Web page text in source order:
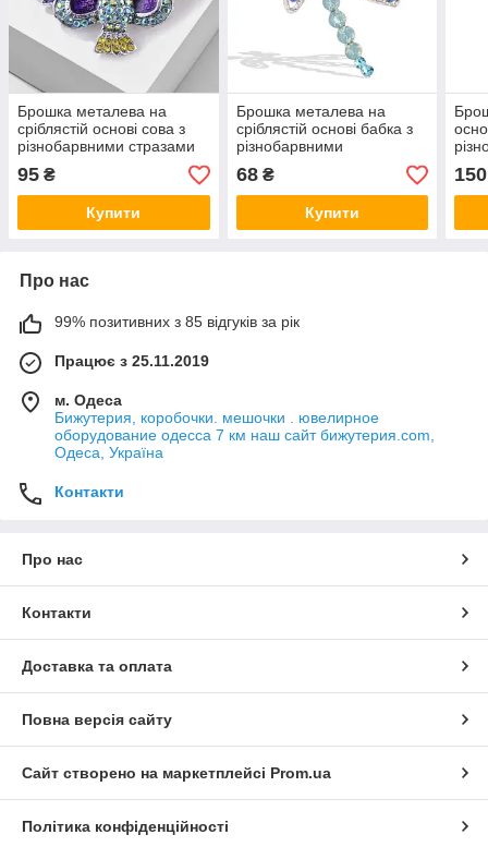
Брошка металева на
сріблястій основі сова з
різнобарвними стразами
покрита емаллю розмір
55х35 мм
95 ₴
Купити
Брошка металева на
сріблястій основі бабка з
різнобарвними
камінчиками, що
переливаються, розміром
60х70 мм
68₴
Купити
150
Про нас
99% позитивних з 85 відгуків за рік
Працює з 25.11.2019
м. Одеса
Бижутерия, коробочки. мешочки . ювелирное
оборудование одесса 7 км наш сайт бижутерия.com,
Одеса, Україна
Контакти
Про нас
Контакти
Доставка та оплата
Повна версія сайту
Сайт створено на маркетплейсі Prom.ua
Політика конфіденційності